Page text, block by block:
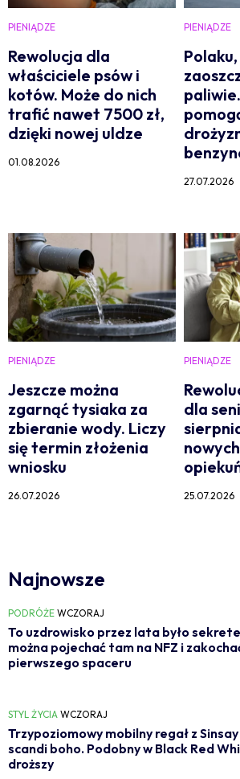
PIENIĄDZE
Rewolucja dla
właściciele psów i
kotów. Może do nich
trafić nawet 7500 zł,
dzięki nowej uldze
01.08.2026
PIENIĄDZE
27.07.2026
PIENIĄDZE
Jeszcze można
zgarnąć tysiaka za
zbieranie wody. Liczy
się termin złożenia
wniosku
26.07.2026
PIENIĄDZE
dla
25.07.2026
Najnowsze
PODRÓŻE WCZORAJ
To uzdrowisko przez lata było
można pojechać tam na NFZ i
pierwszego spaceru
STYL ŻYCIA WCZORAJ
Trzypoziomowy mobilny regał z
scandi boho. Podobny w Black Red
droższy